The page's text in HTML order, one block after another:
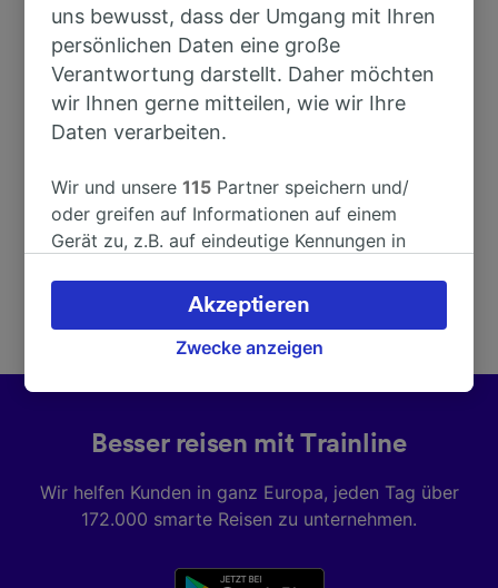
Adresse
Besser reisen mit Trainline
Wir helfen Kunden in ganz Europa, jeden Tag über
172.000 smarte Reisen zu unternehmen.
uns bewusst, dass der Umgang mit Ihren
persönlichen Daten eine große
Verantwortung darstellt. Daher möchten
wir Ihnen gerne mitteilen, wie wir Ihre
Daten verarbeiten.
Wir und unsere115 Partner speichern und/
oder greifen auf Informationen auf einem
Gerät zu, z.B. auf eindeutige Kennungen in
verarbeiten. Sie können Ihre Präferenzen
akzeptieren oder verwalten, einschließlich
Ihres Widerspruchsrechts bei berechtigtem
Datenschutzrichtlinie. Diese Präferenzen
werden unseren Partnern signalisiert und
haben keinen Einfluss auf Surfdaten. Ihre
Daten werden nicht für Tracking-Zwecke
Zwecke anzeigen
Akzeptieren